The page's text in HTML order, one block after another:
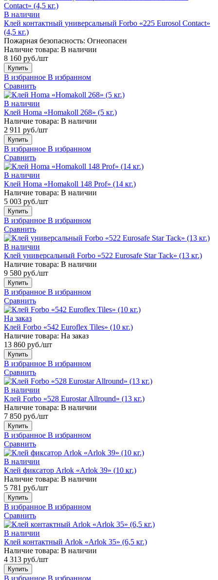
В наличии
Клей контактный универсальный Forbo «225 Eurosol Contact»
(4,5 кг.)
Пожарная безопасность: Огнеопасен
Наличие товара: В наличии
8 160 руб./шт
Купить
В избранное В избранном
Сравнить
В наличии
Клей Homa «Homakoll 268» (5 кг.)
Наличие товара: В наличии
2 911 руб./шт
Купить
В избранное В избранном
Сравнить
В наличии
Клей Homa «Homakoll 148 Prof» (14 кг.)
Наличие товара: В наличии
5 003 руб./шт
Купить
В избранное В избранном
Сравнить
В наличии
Клей универсальный Forbo «522 Eurosafe Star Tack» (13 кг.)
Наличие товара: В наличии
9 580 руб./шт
Купить
В избранное В избранном
Сравнить
На заказ
Клей Forbo «542 Euroflex Tiles» (10 кг.)
Наличие товара: На заказ
13 860 руб./шт
Купить
В избранное В избранном
Сравнить
В наличии
Клей Forbo «528 Eurostar Allround» (13 кг.)
Наличие товара: В наличии
7 850 руб./шт
Купить
В избранное В избранном
Сравнить
В наличии
Клей фиксатор Arlok «Arlok 39» (10 кг.)
Наличие товара: В наличии
5 781 руб./шт
Купить
В избранное В избранном
Сравнить
В наличии
Клей контактный Arlok «Arlok 35» (6,5 кг.)
Наличие товара: В наличии
4 313 руб./шт
Купить
В избранное В избранном